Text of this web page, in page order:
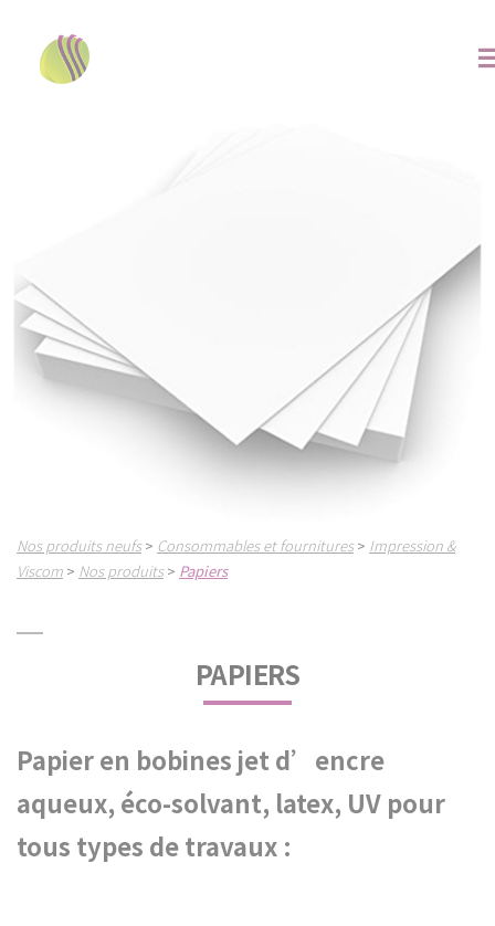
Nos produits neufs> Consommables et fournitures> Impression &
Viscom > Nos produits> Papiers
PAPIERS
Papier en bobines jet d’encre
aqueux, éco-solvant, latex, UV pour
tous types de travaux :